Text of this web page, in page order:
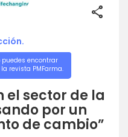
share
puedes encontrar
revista PMFarma.
el sector de la
por un
de cambio”